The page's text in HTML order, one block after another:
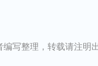
写整理，转载请注明